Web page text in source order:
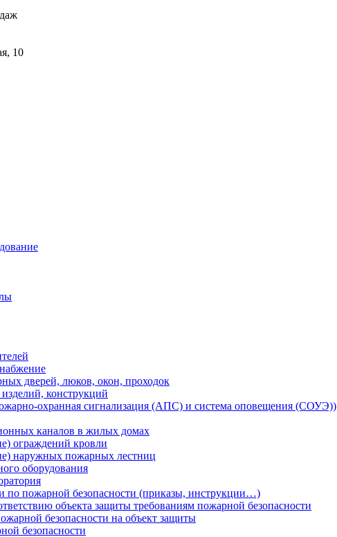
10
дверей, люков, окон, проходок
конструкций
охранная сигнализация (АПС) и система оповещения (СОУЭ))
каналов в жилых домах
ограждений кровли
наружных пожарных лестниц
оборудования
по пожарной безопасности (приказы, инструкции…)
объекта защиты требованиям пожарной безопасности
безопасности на объект защиты
безопасности